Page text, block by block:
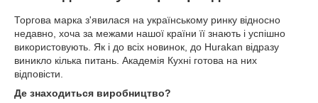
Торгова марка з'явилася на українському ринку відносно
недавно, хоча за межами нашої країни її знають і успішно
використовують. Як і до всіх новинок, до Hurakan відразу
виникло кілька питань. Академія Кухні готова на них
відповісти.
Де знаходиться виробництво?